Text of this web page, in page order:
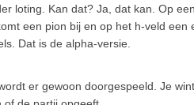
loting. Kan dat? Ja, dat kan. Op
een pion bij en op het h-veld een
Dat is de alpha-versie.
er gewoon doorgespeeld. Je